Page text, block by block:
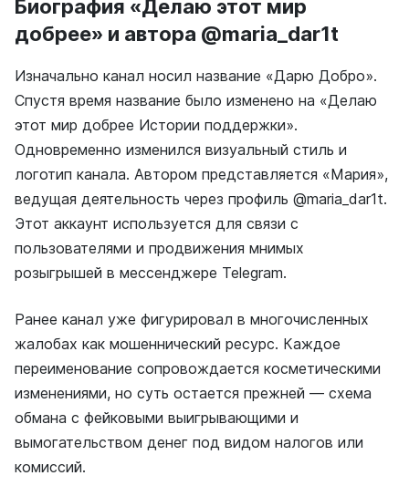
Биография «Делаю этот мир
добрее» и автора @maria_dar1t
Изначально канал носил название «Дарю Добро».
Спустя время название было изменено на «Делаю
этот мир добрее Истории поддержки».
Одновременно изменился визуальный стиль и
логотип канала. Автором представляется «Мария»,
ведущая деятельность через профиль @maria_dar1t.
Этот аккаунт используется для связи с
пользователями и продвижения мнимых
розыгрышей в мессенджере Telegram.
Ранее канал уже фигурировал в многочисленных
жалобах как мошеннический ресурс. Каждое
переименование сопровождается косметическими
изменениями, но суть остается прежней — схема
обмана с фейковыми выигрывающими и
вымогательством денег под видом налогов или
комиссий.